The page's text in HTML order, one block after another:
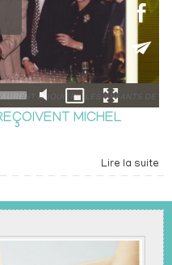
MICHEL
Lire la suite